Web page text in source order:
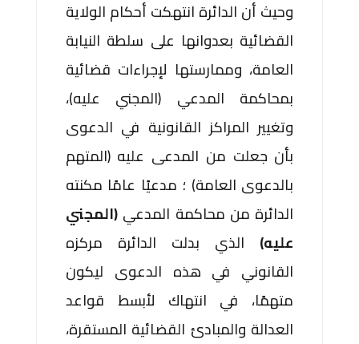
وحيث أن الدائرة انتهكت أحكام الولاية
القضائية بعدوانها على سلطة النيابة
العامة، وممارستها لإجراءات قضائية
بمحاكمة المدعي (المجني عليه)،
وتغيير المراكز القانونية في الدعوى
بأن جعلت من المدعى عليه (المتهم
بالدعوى العامة) ؛ مدعيًا عامًا مكنته
الدائرة من محاكمة المدعي(المجني
عليه) الذي بدلت الدائرة مركزه
القانوني في هذه الدعوى ليكون
متهمًا، في انتهاك لأبسط قواعد
العدالة والمبادئ القضائية المستقرة،